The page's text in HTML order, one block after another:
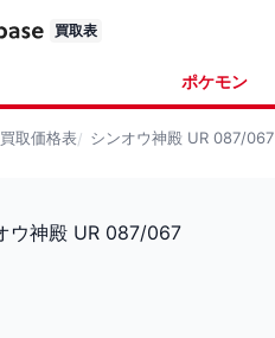
買取表
ポケモン
買取価格表 シンオウ神殿 UR 087/067